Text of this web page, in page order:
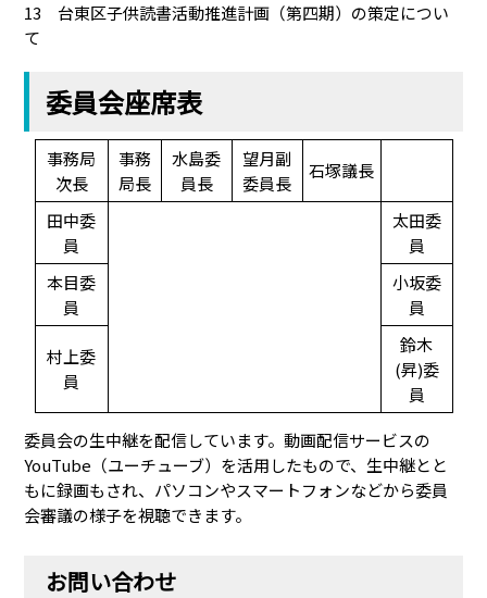
13 台東区子供読書活動推進計画（第四期）の策定につい
て
委員会座席表
事務局
次長
事務
局長
水島委
員長
望月副
委員長
石塚議長
田中委
員
太田委
員
本目委
員
小坂委
員
村上委
員
鈴木
(昇)委
員
委員会の生中継を配信しています。動画配信サービスの
YouTube（ユーチューブ）を活用したもので、生中継とと
もに録画もされ、パソコンやスマートフォンなどから委員
会審議の様子を視聴できます。
お問い合わせ